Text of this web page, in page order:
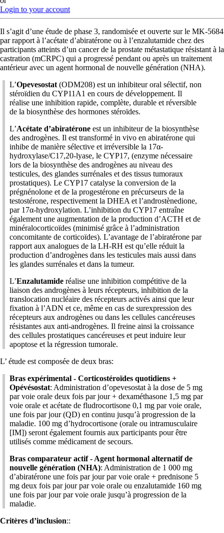
Login to your account
Il s’agit d’une étude de phase 3, randomisée et ouverte sur le MK-5684
par rapport à l’acétate d’abiratérone ou à l’enzalutamide chez des
participants atteints d’un cancer de la prostate métastatique résistant à la
castration (mCRPC) qui a progressé pendant ou après un traitement
antérieur avec un agent hormonal de nouvelle génération (NHA).
L’Opevesostat (ODM208) est un inhibiteur oral sélectif, non
stéroïdien du CYP11A1 en cours de développement. Il
réalise une inhibition rapide, complète, durable et réversible
de la biosynthèse des hormones stéroïdes.
L’Acétate d’abiratérone est un inhibiteur de la biosynthèse
des androgènes. Il est transformé in vivo en abiratérone qui
inhibe de manière sélective et irréversible la 17α-
hydroxylase/C17,20-lyase, le CYP17, (enzyme nécessaire
lors de la biosynthèse des androgènes au niveau des
testicules, des glandes surrénales et des tissus tumoraux
prostatiques). Le CYP17 catalyse la conversion de la
prégnénolone et de la progestérone en précurseurs de la
testostérone, respectivement la DHEA et l’androstènedione,
par 17α-hydroxylation. L’inhibition du CYP17 entraîne
également une augmentation de la production d’ACTH et de
minéralocorticoïdes (minimisé grâce à l’administration
concomitante de corticoïdes). L’avantage de l’abiratérone par
rapport aux analogues de la LH-RH est qu’elle réduit la
production d’androgènes dans les testicules mais aussi dans
les glandes surrénales et dans la tumeur.
L’Enzalutamide réalise une inhibition compétitive de la
liaison des androgènes à leurs récepteurs, inhibition de la
translocation nucléaire des récepteurs activés ainsi que leur
fixation à l’ADN et ce, même en cas de surexpression des
récepteurs aux androgènes ou dans les cellules cancéreuses
résistantes aux anti-androgènes. Il freine ainsi la croissance
des cellules prostatiques cancéreuses et peut induire leur
apoptose et la régression tumorale.
L’ étude est composée de deux bras:
Bras expérimental - Corticostéroïdes quotidiens +
Opévésostat: Administration d’opevesostat à la dose de 5 mg
par voie orale deux fois par jour + dexaméthasone 1,5 mg par
voie orale et acétate de fludrocortisone 0,1 mg par voie orale,
une fois par jour (QD) en continu jusqu’à progression de la
maladie. 100 mg d’hydrocortisone (orale ou intramusculaire
[IM]) seront également fournis aux participants pour être
utilisés comme médicament de secours.
Bras comparateur actif - Agent hormonal alternatif de
nouvelle génération (NHA): Administration de 1 000 mg
d’abiratérone une fois par jour par voie orale + prednisone 5
mg deux fois par jour par voie orale ou enzalutamide 160 mg
une fois par jour par voie orale jusqu’à progression de la
maladie.
Critères d’inclusion::